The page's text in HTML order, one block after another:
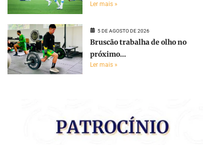
Ler mais »
5 DE AGOSTO DE 2026
Bruscão trabalha de olho no
próximo...
Ler mais »